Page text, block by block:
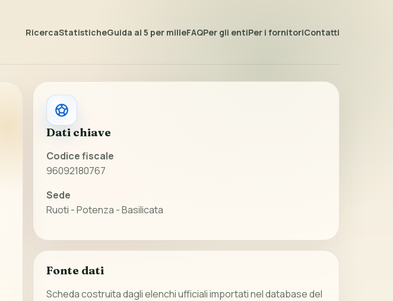
RicercaStatisticheGuida al 5 per milleFAQPer gli entiPer i fornitoriContatti
Dati chiave
Codice fiscale
96092180767
Sede
Ruoti - Potenza - Basilicata
Fonte dati
Scheda costruita dagli elenchi ufficiali importati nel database del